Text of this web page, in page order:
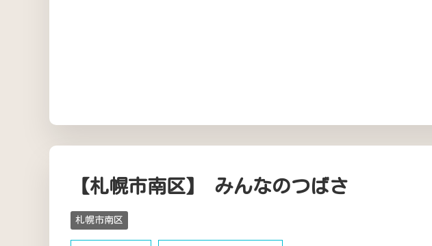
【札幌市南区】 みんなのつばさ
札幌市南区